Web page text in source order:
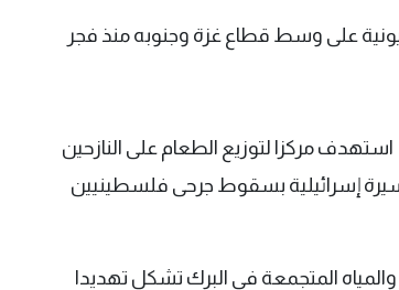
في غارات صهيونية على وسط قطاع غزة وجنوبه منذ فجر
مركزا لتوزيع الطعام على النازحين
إسرائيلية بسقوط جرحى فلسطينيين
المتجمعة في البرك تشكل تهديدا